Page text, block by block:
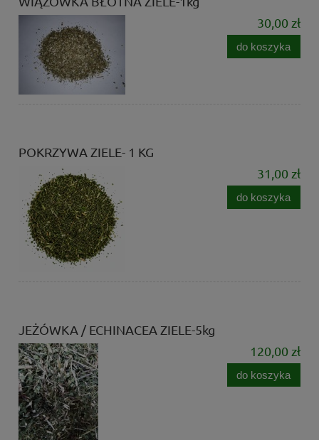
30,00 zł
do koszyka
POKRZYWA ZIELE- 1 KG
31,00 zł
do koszyka
JEŻÓWKA / ECHINACEA ZIELE-5kg
120,00 zł
do koszyka